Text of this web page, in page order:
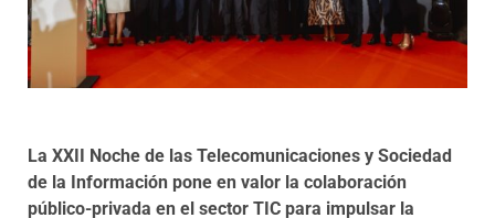
La XXII Noche de las Telecomunicaciones y Sociedad
de la Información pone en valor la colaboración
público-privada en el sector TIC para impulsar la